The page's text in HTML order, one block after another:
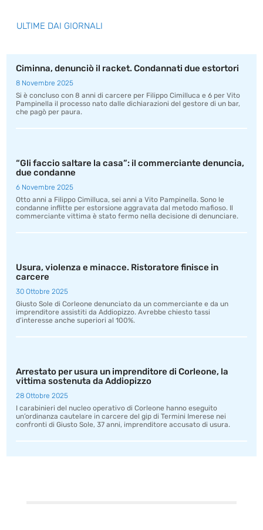
ULTIME DAI GIORNALI
Ciminna, denunciò il racket. Condannati due estortori
8 Novembre 2025
Si è concluso con 8 anni di carcere per Filippo Cimilluca e 6 per Vito
Pampinella il processo nato dalle dichiarazioni del gestore di un bar,
che pagò per paura.
“Gli faccio saltare la casa”: il commerciante denuncia,
due condanne
6 Novembre 2025
Otto anni a Filippo Cimilluca, sei anni a Vito Pampinella. Sono le
condanne inflitte per estorsione aggravata dal metodo mafioso. Il
commerciante vittima è stato fermo nella decisione di denunciare.
Usura, violenza e minacce. Ristoratore finisce in
carcere
30 Ottobre 2025
Giusto Sole di Corleone denunciato da un commerciante e da un
imprenditore assistiti da Addiopizzo. Avrebbe chiesto tassi
d’interesse anche superiori al 100%.
Arrestato per usura un imprenditore di Corleone, la
vittima sostenuta da Addiopizzo
28 Ottobre 2025
I carabinieri del nucleo operativo di Corleone hanno eseguito
un’ordinanza cautelare in carcere del gip di Termini Imerese nei
confronti di Giusto Sole, 37 anni, imprenditore accusato di usura.